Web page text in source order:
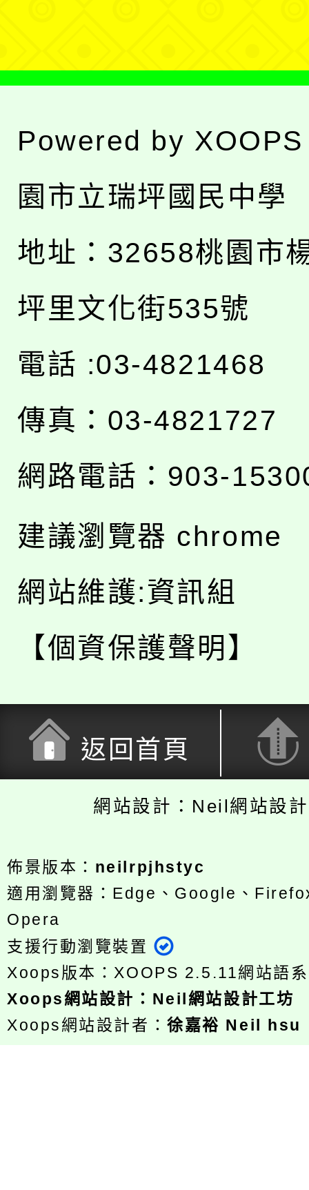
Powered by XOOPS
園市立瑞坪國民中學
地址： 32658桃園市
坪里文化街535號
電話 :03-4821468
傳真：03-4821727
網路電話：903-
建議瀏覽器 chrome
網站維護:資訊組
【個資保護聲明】
返回首頁
網站設計：Neil網站設
佈景版本： neilrpjhstyc
適用瀏覽器：Edge、Google、
Opera
支援行動瀏覽裝置
Xoops版本： XOOPS 2.5.11網站語
Xoops網站設計 ： Neil網站設計工坊
Xoops網站設計者：徐嘉裕 Neil hsu